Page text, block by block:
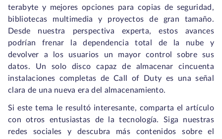
terabyte y mejores opciones para copias de seguridad,
bibliotecas multimedia y proyectos de gran tamaño.
Desde nuestra perspectiva experta, estos avances
podrían frenar la dependencia total de la nube y
devolver a los usuarios un mayor control sobre sus
datos. Un solo disco capaz de almacenar cincuenta
instalaciones completas de Call of Duty es una señal
clara de una nueva era del almacenamiento.
Si este tema le resultó interesante, comparta el artículo
con otros entusiastas de la tecnología. Siga nuestras
redes sociales y descubra más contenidos sobre el